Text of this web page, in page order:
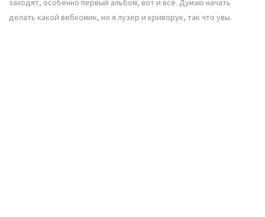
заходят, особенно первый альбом, вот и всё. Думаю начать
делать какой вебкомик, но я лузер и криворук, так что увы.